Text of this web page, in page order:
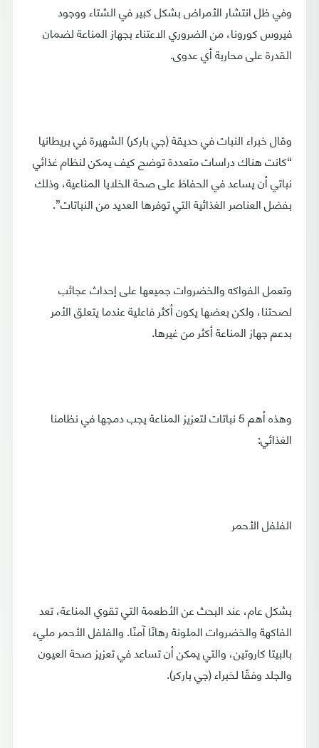
وفي ظل انتشار الأمراض بشكل كبير في الشتاء ووجود
فيروس كورونا، من الضروري الاعتناء بجهاز المناعة لضمان
القدرة على محاربة أي عدوى.
وقال خبراء النبات في حديقة (جي باركر) الشهيرة في بريطانيا
“كانت هناك دراسات متعددة توضح كيف يمكن لنظام غذائي
نباتي أن يساعد في الحفاظ على صحة الخلايا المناعية، وذلك
بفضل العناصر الغذائية التي توفرها العديد من النباتات”.
وتعمل الفواكه والخضروات جميعها على إحداث عجائب
لصحتنا، ولكن بعضها يكون أكثر فاعلية عندما يتعلق الأمر
بدعم جهاز المناعة أكثر من غيرها.
وهذه أهم 5 نباتات لتعزيز المناعة يجب دمجها في نظامنا
الغذائي:
الفلفل الأحمر
بشكل عام، عند البحث عن الأطعمة التي تقوي المناعة، تعد
الفاكهة والخضروات الملونة رهانًا آمنًا. والفلفل الأحمر مليء
بالبيتا كاروتين، والتي يمكن أن تساعد في تعزيز صحة العيون
والجلد وفقًا لخبراء (جي باركر).